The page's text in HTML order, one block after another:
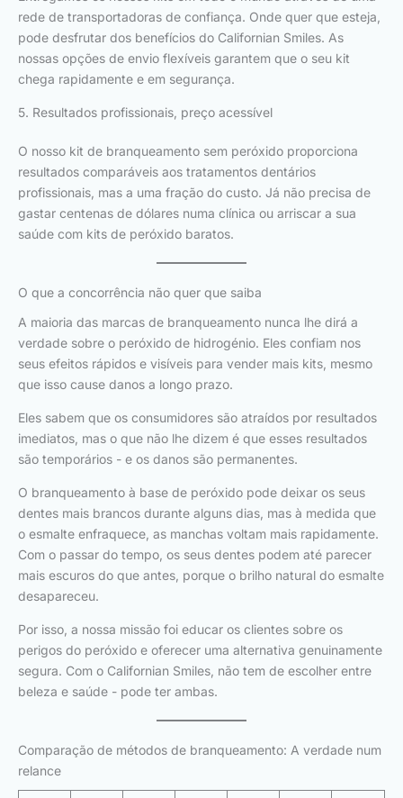
rede de transportadoras de confiança. Onde quer que esteja,
pode desfrutar dos benefícios do Californian Smiles. As
nossas opções de envio flexíveis garantem que o seu kit
chega rapidamente e em segurança.
5. Resultados profissionais, preço acessível
O nosso kit de branqueamento sem peróxido proporciona
resultados comparáveis aos tratamentos dentários
profissionais, mas a uma fração do custo. Já não precisa de
gastar centenas de dólares numa clínica ou arriscar a sua
saúde com kits de peróxido baratos.
O que a concorrência não quer que saiba
A maioria das marcas de branqueamento nunca lhe dirá a
verdade sobre o peróxido de hidrogénio. Eles confiam nos
seus efeitos rápidos e visíveis para vender mais kits, mesmo
que isso cause danos a longo prazo.
Eles sabem que os consumidores são atraídos por resultados
imediatos, mas o que não lhe dizem é que esses resultados
são temporários - e os danos são permanentes.
O branqueamento à base de peróxido pode deixar os seus
dentes mais brancos durante alguns dias, mas à medida que
o esmalte enfraquece, as manchas voltam mais rapidamente.
Com o passar do tempo, os seus dentes podem até parecer
mais escuros do que antes, porque o brilho natural do esmalte
desapareceu.
Por isso, a nossa missão foi educar os clientes sobre os
perigos do peróxido e oferecer uma alternativa genuinamente
segura. Com o Californian Smiles, não tem de escolher entre
beleza e saúde - pode ter ambas.
Comparação de métodos de branqueamento: A verdade num
relance